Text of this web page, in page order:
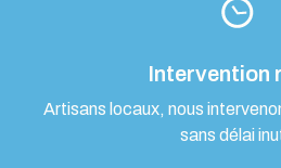
Intervention
Artisans locaux, nous
sans délai